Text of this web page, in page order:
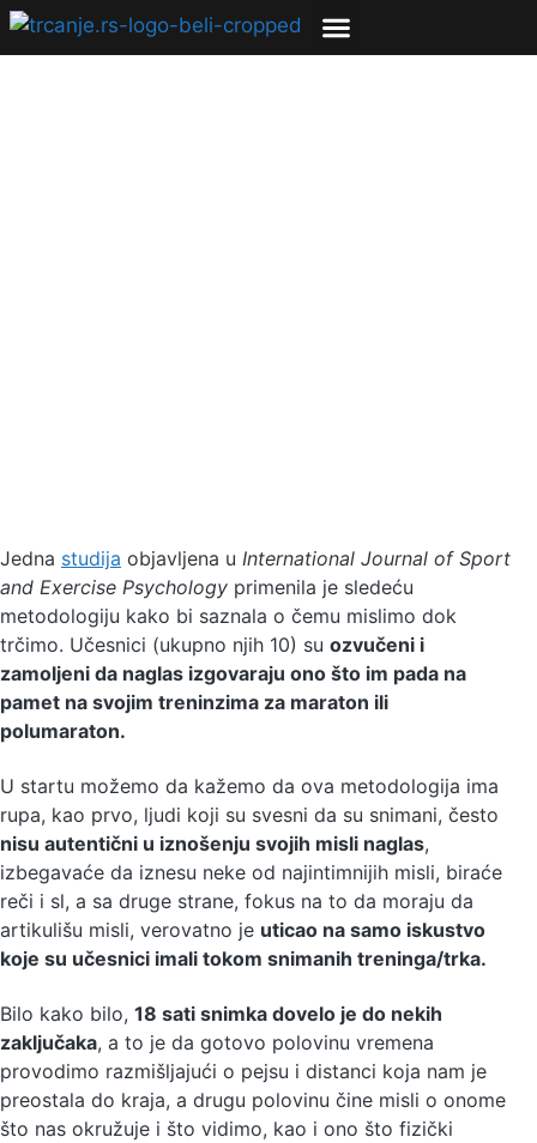
Jedna studija objavljena u International Journal of Sport
and Exercise Psychology primenila je sledeću
metodologiju kako bi saznala o čemu mislimo dok
trčimo. Učesnici (ukupno njih 10) su ozvučeni i
zamoljeni da naglas izgovaraju ono što im pada na
pamet na svojim treninzima za maraton ili
polumaraton.
U startu možemo da kažemo da ova metodologija ima
rupa, kao prvo, ljudi koji su svesni da su snimani, često
nisu autentični u iznošenju svojih misli naglas,
izbegavaće da iznesu neke od najintimnijih misli, biraće
reči i sl, a sa druge strane, fokus na to da moraju da
artikulišu misli, verovatno je uticao na samo iskustvo
koje su učesnici imali tokom snimanih treninga/trka.
Bilo kako bilo, 18 sati snimka dovelo je do nekih
zaključaka, a to je da gotovo polovinu vremena
provodimo razmišljajući o pejsu i distanci koja nam je
preostala do kraja, a drugu polovinu čine misli o onome
što nas okružuje i što vidimo, kao i ono što fizički